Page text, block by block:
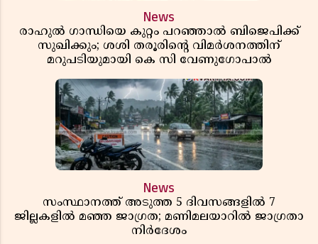
News
രാഹുൽ ഗാന്ധിയെ കുറ്റം പറഞ്ഞാൽ ബിജെപിക്ക്
സുഖിക്കും; ശശി തരൂരിന്റെ വിമർശനത്തിന്
മറുപടിയുമായി കെ സി വേണുഗോപാൽ
News
സംസ്ഥാനത്ത് അടുത്ത 5 ദിവസങ്ങളിൽ 7
ജില്ലകളിൽ മഞ്ഞ ജാഗ്രത; മണിമലയാറിൽ ജാഗ്രതാ
നിർദേശം